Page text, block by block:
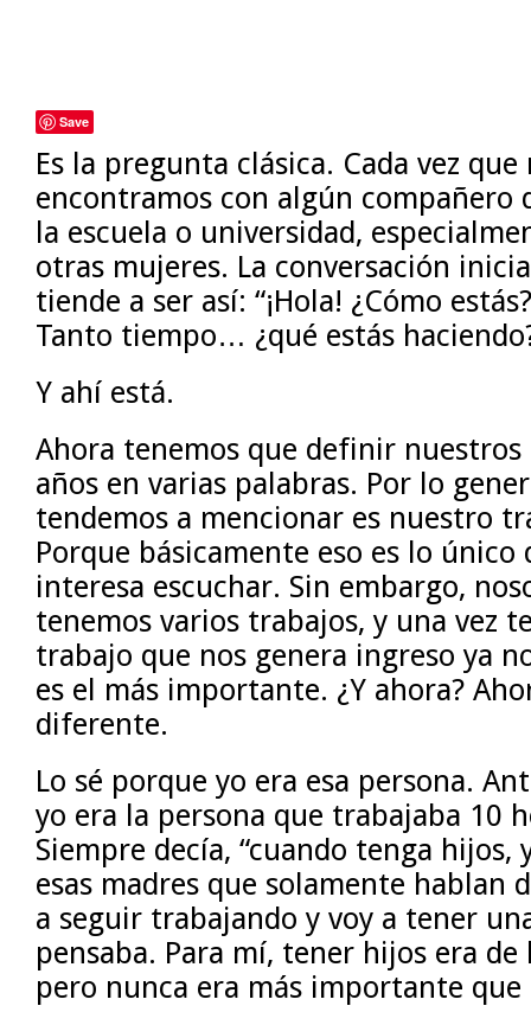
Save
Es la pregunta clásica. Cada vez que
encontramos con algún compañero
la escuela o universidad,
otras mujeres. La conversación
tiende a ser así: “¡Hola! ¿Cómo estás?
Tanto tiempo… ¿qué estás
Y ahí está.
Ahora tenemos que definir
años en varias palabras. Por lo
tendemos a mencionar es nuestro
Porque básicamente eso es lo único
interesa escuchar. Sin embargo,
tenemos varios trabajos, y una vez
trabajo que nos genera ingreso ya
es el más importante. ¿Y ahora?
diferente.
Lo sé porque yo era esa persona.
yo era la persona que trabajaba 10
Siempre decía, “cuando tenga hijos,
esas madres que solamente hablan
a seguir trabajando y voy a tener
pensaba. Para mí, tener hijos era de
pero nunca era más importante